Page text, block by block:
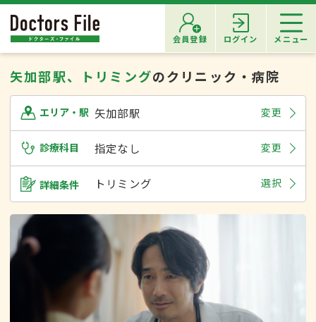
会員登録 ログイン メニュー
矢加部駅、トリミングのクリニック・病院
エリア・駅 矢加部駅 変更
診療科目 指定なし 変更
詳細条件 トリミング 選択